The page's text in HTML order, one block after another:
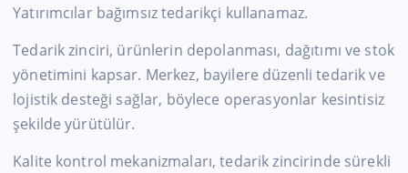
Yatırımcılar bağımsız tedarikçi kullanamaz.
Tedarik zinciri, ürünlerin depolanması, dağıtımı ve stok
yönetimini kapsar. Merkez, bayilere düzenli tedarik ve
lojistik desteği sağlar, böylece operasyonlar kesintisiz
şekilde yürütülür.
Kalite kontrol mekanizmaları, tedarik zincirinde sürekli